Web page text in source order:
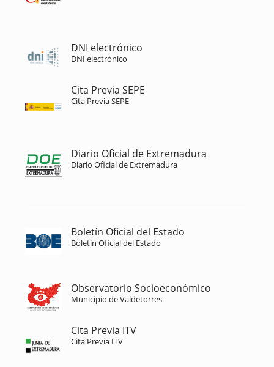
DNI electrónico
DNI electrónico
Cita Previa SEPE
Cita Previa SEPE
Diario Oficial de Extremadura
Diario Oficial de Extremadura
Boletín Oficial del Estado
Boletín Oficial del Estado
Observatorio Socioeconómico
Municipio de Valdetorres
Cita Previa ITV
Cita Previa ITV